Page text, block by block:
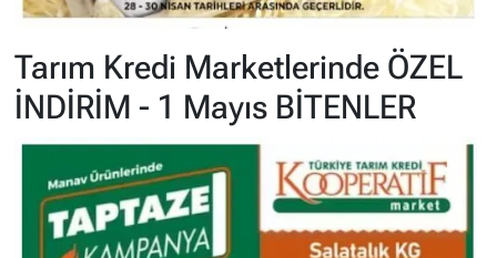
Tarım Kredi Marketlerinde ÖZEL
İNDİRİM - 1 Mayıs BİTENLER